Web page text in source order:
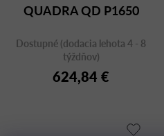
QUADRA QD P1650
Dostupné (dodacia lehota 4 - 8
týždňov)
624,84 €